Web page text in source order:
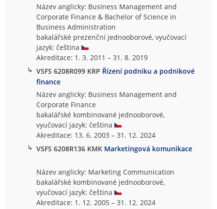
Název anglicky: Business Management and
Corporate Finance & Bachelor of Science in
Business Administration
bakalářské prezenční jednooborové, vyučovací
jazyk: čeština
Akreditace: 1. 3. 2011 – 31. 8. 2019
↳ VSFS 6208R099 KRP Řízení podniku a podnikové
finance
Název anglicky: Business Management and
Corporate Finance
bakalářské kombinované jednooborové,
vyučovací jazyk: čeština
Akreditace: 13. 6. 2003 – 31. 12. 2024
↳ VSFS 6208R136 KMK Marketingová komunikace
Název anglicky: Marketing Communication
bakalářské kombinované jednooborové,
vyučovací jazyk: čeština
Akreditace: 1. 12. 2005 – 31. 12. 2024